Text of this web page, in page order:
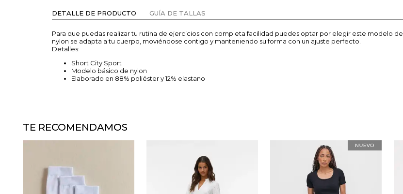
DETALLE DE PRODUCTO GUÍA DE TALLAS
Para que puedas realizar tu rutina de ejercicios con completa facilidad puedes optar por elegir este modelo de
nylon se adapta a tu cuerpo, moviéndose contigo y manteniendo su forma con un ajuste perfecto.
Detalles:
Short City Sport
Modelo básico de nylon
Elaborado en 88% poliéster y 12% elastano
TE RECOMENDAMOS